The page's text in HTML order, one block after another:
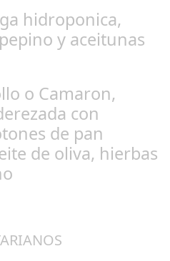
hidroponica,
y aceitunas
o Camaron,
con
de pan
de oliva, hierbas